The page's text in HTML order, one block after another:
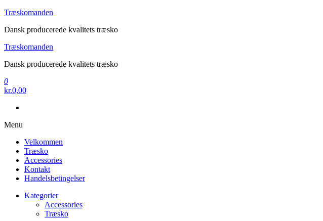
Videre
indhold
Træskomanden
Dansk producerede kvalitets træsko
Træskomanden
Dansk producerede kvalitets træsko
0
kr.0,00
Menu
Velkommen
Træsko
Accessories
Kontakt
Handelsbetingelser
Kategorier
Accessories
Træsko